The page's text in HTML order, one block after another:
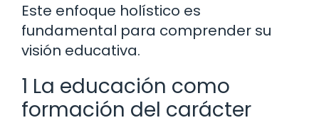
Este enfoque holístico es
fundamental para comprender su
visión educativa.
1 La educación como
formación del carácter